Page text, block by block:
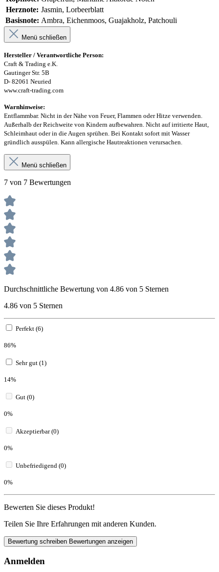
Herznote: Jasmin, Lorbeerblatt
Basisnote: Ambra, Eichenmoos, Guajakholz, Patchouli
Menü schließen
Hersteller / Verantwortliche Person:
Craft & Trading e.K.
Gautinger Str. 5B
D- 82061 Neuried
www.craft-trading.com
Warnhinweise:
Entflammbar. Nicht in der Nähe von Feuer, Flammen oder Hitze verwenden.
Außerhalb der Reichweite von Kindern aufbewahren. Nicht auf irritierte Haut,
Schleimhaut oder in die Augen sprühen. Bei Kontakt sofort mit Wasser
gründlich ausspülen. Kann allergische Hautreaktionen verursachen.
Menü schließen
7 von 7 Bewertungen
Durchschnittliche Bewertung von 4.86 von 5 Sternen
4.86 von 5 Sternen
Perfekt (6)
86%
Sehr gut (1)
14%
Gut (0)
0%
Akzeptierbar (0)
0%
Unbefriedigend (0)
0%
Bewerten Sie dieses Produkt!
Teilen Sie Ihre Erfahrungen mit anderen Kunden.
Bewertung schreiben Bewertungen anzeigen
Anmelden